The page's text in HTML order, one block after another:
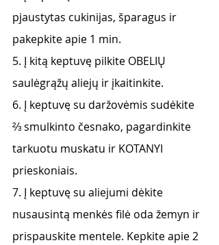
pjaustytas cukinijas, šparagus ir
pakepkite apie 1 min.
5. Į kitą keptuvę pilkite OBELIŲ
saulėgrąžų aliejų ir įkaitinkite.
6. Į keptuvę su daržovėmis sudėkite
⅔ smulkinto česnako, pagardinkite
tarkuotu muskatu ir KOTANYI
prieskoniais.
7. Į keptuvę su aliejumi dėkite
nusausintą menkės filė oda žemyn ir
prispauskite mentele. Kepkite apie 2